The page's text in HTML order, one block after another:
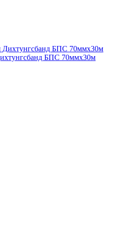
БПС 70ммх30м